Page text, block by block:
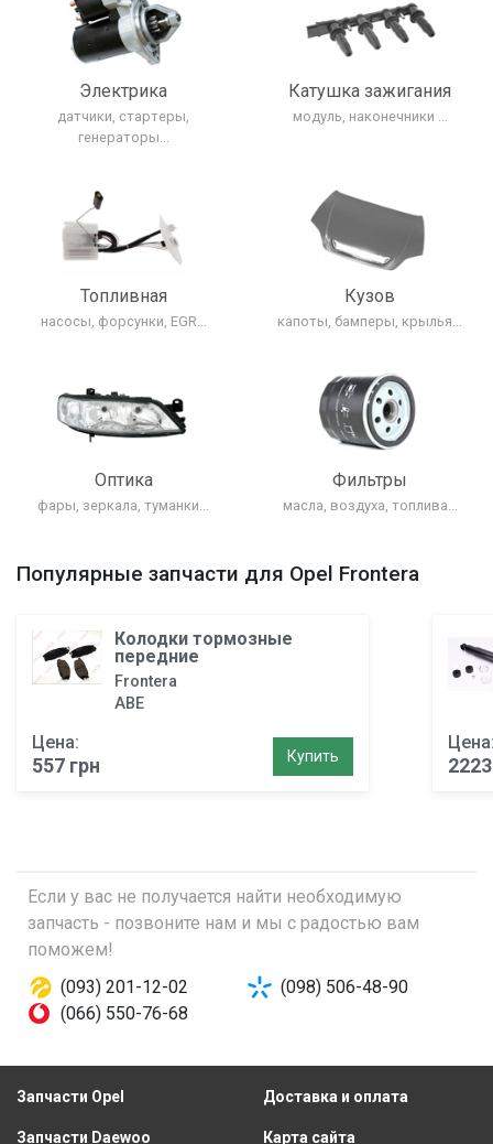
Электрика
датчики, стартеры,
генераторы...
Катушка зажигания
модуль, наконечники ...
Топливная
насосы, форсунки, EGR...
Кузов
капоты, бамперы, крылья...
Оптика
фары, зеркала, туманки...
Фильтры
масла, воздуха, топлива...
Популярные запчасти для Opel Frontera
Колодки тормозные
передние
Frontera
ABE
Цена:
557 грн Купить
Если у вас не получается найти необходимую
запчасть - позвоните нам и мы с радостью вам
поможем!
(093) 201-12-02
(098) 506-48-90
(066) 550-76-68
Запчасти Opel
Запчасти Daewoo
Доставка и оплата
Карта сайта